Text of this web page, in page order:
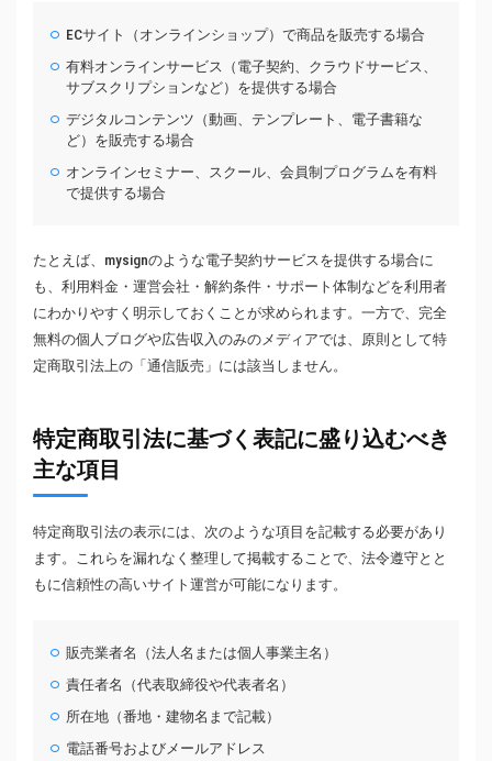
ECサイト（オンラインショップ）で商品を販売する場合
有料オンラインサービス（電子契約、クラウドサービス、
サブスクリプションなど）を提供する場合
デジタルコンテンツ（動画、テンプレート、電子書籍な
ど）を販売する場合
オンラインセミナー、スクール、会員制プログラムを有料
で提供する場合
たとえば、mysignのような電子契約サービスを提供する場合に
も、利用料金・運営会社・解約条件・サポート体制などを利用者
にわかりやすく明示しておくことが求められます。一方で、完全
無料の個人ブログや広告収入のみのメディアでは、原則として特
定商取引法上の「通信販売」には該当しません。
特定商取引法に基づく表記に盛り込むべき
主な項目
特定商取引法の表示には、次のような項目を記載する必要があり
ます。これらを漏れなく整理して掲載することで、法令遵守とと
もに信頼性の高いサイト運営が可能になります。
販売業者名（法人名または個人事業主名）
責任者名（代表取締役や代表者名）
所在地（番地・建物名まで記載）
電話番号およびメールアドレス